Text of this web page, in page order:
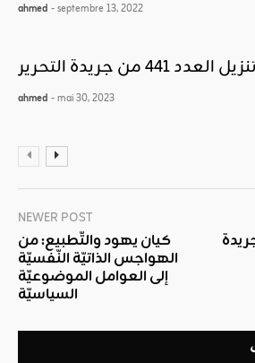
ahmed - septembre 13, 2022
العدد 441 من جريدة التحرير
ahmed - mai 30, 2023
NEWER POST
كيان يهود والتّطبيع: من
الهواجس الذاتيّة النّفسيّة
إلى العوامل الموضوعيّة
السياسيّة
من جريدة